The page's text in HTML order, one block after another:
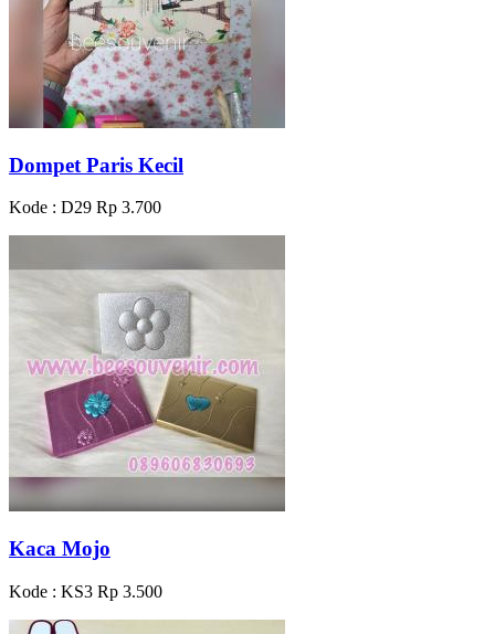
Dompet Paris Kecil
Kode : D29 Rp 3.700
Kaca Mojo
Kode : KS3 Rp 3.500